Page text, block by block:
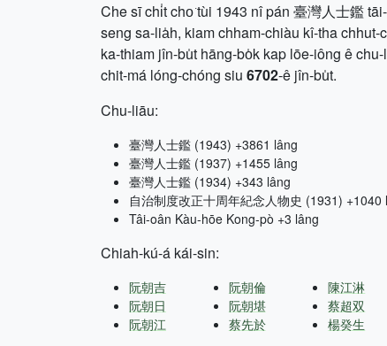
Che sī chi̍t cho͘ tùi 1943 nî pán 臺灣人士鑑 tāi-
seng sa-lia̍h, kiam chham-chiàu kî-tha chhut-
ka-thiam jîn-bu̍t hāng-bo̍k kap lōe-iông ê
chit-má lóng-chóng siu 6702-ê jîn-bu̍t.
Chu-liāu:
臺灣人士鑑 (1943) +3861 lâng
臺灣人士鑑 (1937) +1455 lâng
臺灣人士鑑 (1934) +343 lâng
自治制度改正十周年紀念人物史 (1931) +1040
Tâi-oân Kàu-hōe Kong-pò +3 lâng
Chiah-kú-á kái-sin:
阮朝吉
阮朝日
阮朝江
阮朝倫
阮朝堪
蔡先於
陳江淋
蔡超双
楊癸生